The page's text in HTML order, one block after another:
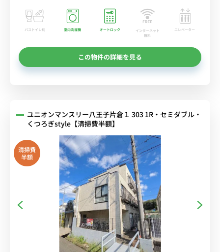
バストイレ別 室内洗濯機 オートロック
インターネット
無料
エレベーター
この物件の詳細を見る
ユニオンマンスリー八王子片倉１ 303 1R・セミダブル・
くつろぎstyle【清掃費半額】
清掃費
半額